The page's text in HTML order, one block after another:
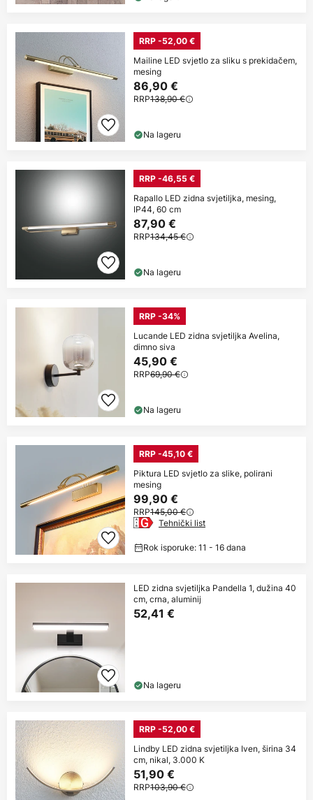
RRP -52,00 €
Mailine LED svjetlo za sliku s prekidačem,
mesing
86,90 €
RRP138,90 €
Na lageru
RRP -46,55 €
Rapallo LED zidna svjetiljka, mesing,
IP44, 60 cm
87,90 €
RRP134,45 €
Na lageru
RRP -34%
Lucande LED zidna svjetiljka Avelina,
dimno siva
45,90 €
RRP69,90 €
Na lageru
RRP -45,10 €
Piktura LED svjetlo za slike, polirani
mesing
99,90 €
RRP145,00 €
Tehnički list
Rok isporuke: 11 - 16 dana
LED zidna svjetiljka Pandella 1, dužina 40
cm, crna, aluminij
52,41 €
Na lageru
RRP -52,00 €
Lindby LED zidna svjetiljka Iven, širina 34
cm, nikal, 3.000 K
51,90 €
RRP103,90 €